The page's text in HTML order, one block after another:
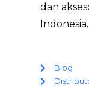
dan
Indonesia.
Blog